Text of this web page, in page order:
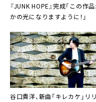
『JUNK HOPE』完成「この作
かの光になりますように！」
谷口貴洋、新曲「キレカケ」リ